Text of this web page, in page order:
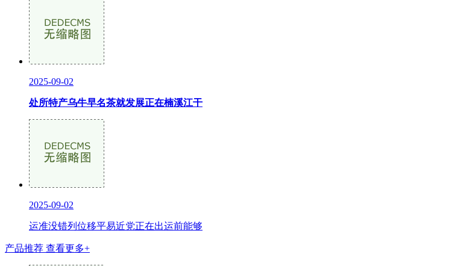
2025-09-02
处所特产乌牛早名茶就发展正在楠溪江干
2025-09-02
运准没错列位移平易近党正在出运前能够
产品推荐 查看更多+